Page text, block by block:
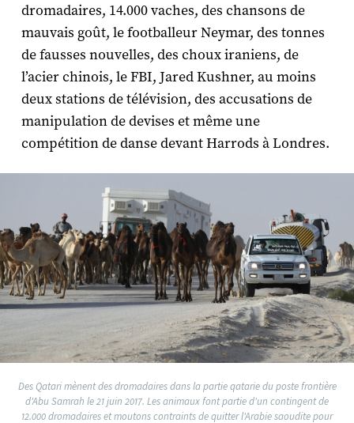
dromadaires, 14.000 vaches, des chansons de
mauvais goût, le footballeur Neymar, des tonnes
de fausses nouvelles, des choux iraniens, de
l’acier chinois, le FBI, Jared Kushner, au moins
deux stations de télévision, des accusations de
manipulation de devises et même une
compétition de danse devant Harrods à Londres.
Des Qatari mènent des dromadaires dans la partie qatarie du poste frontière
d'Abu Samrah le 21 juin 2017. Les animaux font partie d'un contingent de
12.000 dromadaires et moutons contraints de quitter l'Arabie saoudite pour